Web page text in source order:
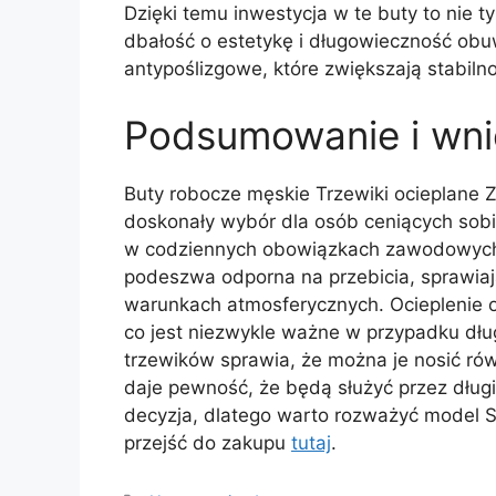
Dzięki temu inwestycja w te buty to nie
dbałość o estetykę i długowieczność
antypoślizgowe, które zwiększają
Podsumowanie i
Buty robocze męskie Trzewiki ocieplane
doskonały wybór dla osób ceniących
w codziennych obowiązkach
podeszwa odporna na przebicia,
warunkach atmosferycznych.
co jest niezwykle ważne w przypadku
trzewików sprawia, że można je nosić
daje pewność, że będą służyć przez
decyzja, dlatego warto rozważyć model
przejść do zakupu tutaj.